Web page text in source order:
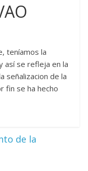
teníamos la
así se refleja en la
señalizacion de la
fin se ha hecho
de la